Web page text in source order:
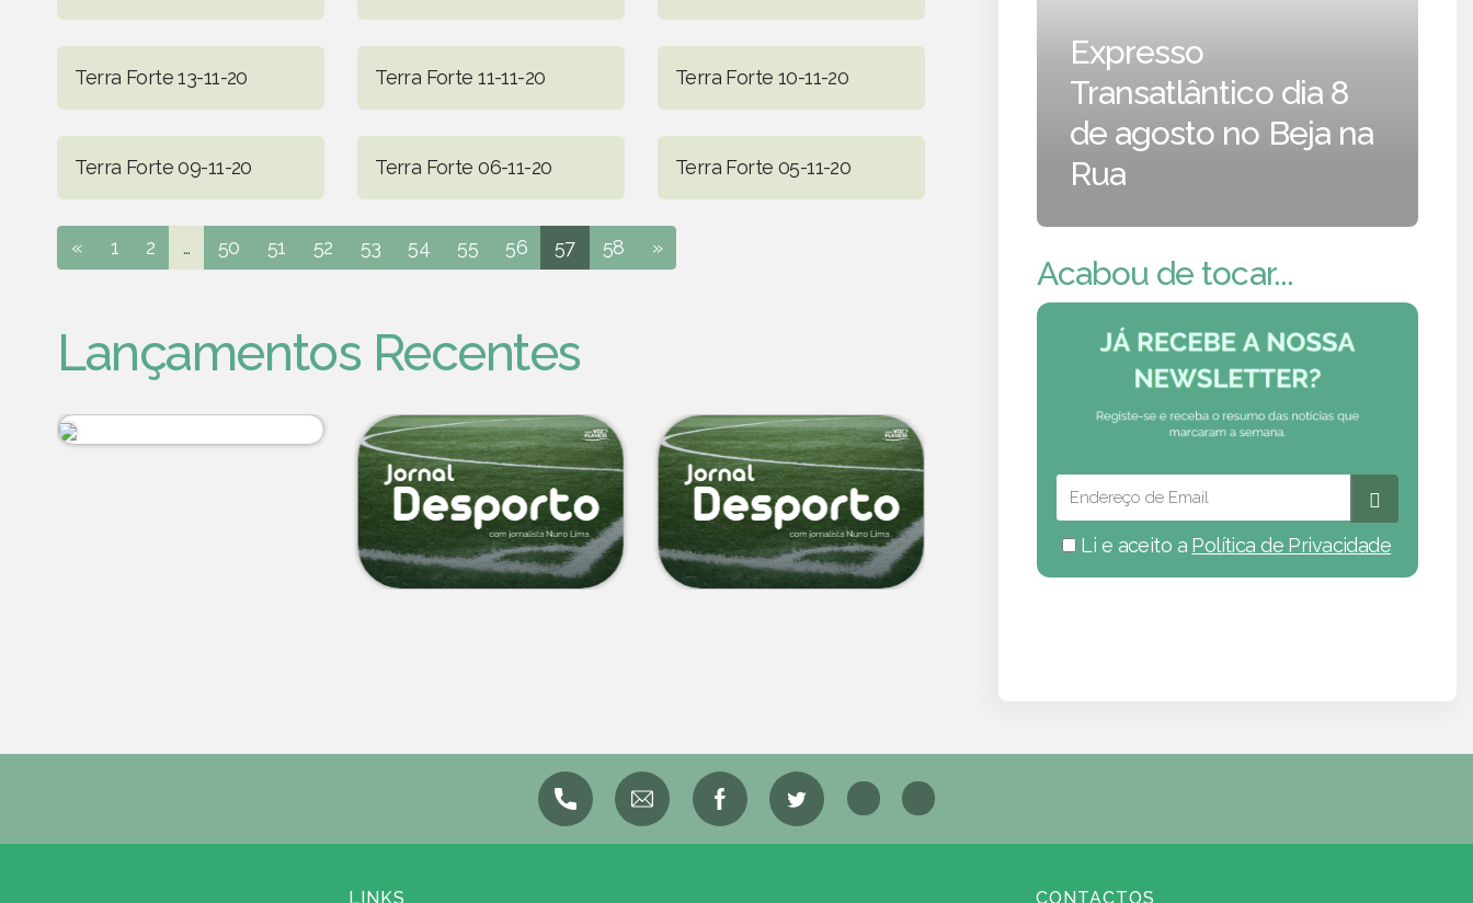
Terra Forte 13-11-20 Terra Forte 11-11-20 Terra Forte 10-11-20
Terra Forte 09-11-20 Terra Forte 06-11-20 Terra Forte 05-11-20
« 1 2 ... 50 51 52 53 54 55 56 57 58 »
Lançamentos Recentes
Expresso
Transatlântico dia 8
de agosto no Beja na
Rua
Acabou de tocar...
Li e aceito a Política de Privacidade
LINKS CONTACTOS